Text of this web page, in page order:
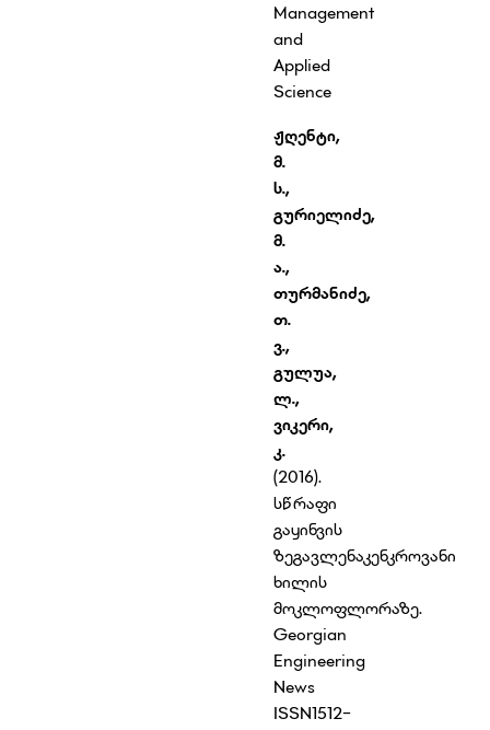
Management
and
Applied
Science
ჟღენტი,
მ.
ს.,
გურიელიძე,
მ.
ა.,
თურმანიძე,
თ.
ვ.,
გულუა,
ლ.,
ვიკერი,
კ.
(2016).
სწრაფი
გაყინვის
ზეგავლენაკენკროვანი
ხილის
მოკლოფლორაზე.
Georgian
Engineering
News
ISSN1512-